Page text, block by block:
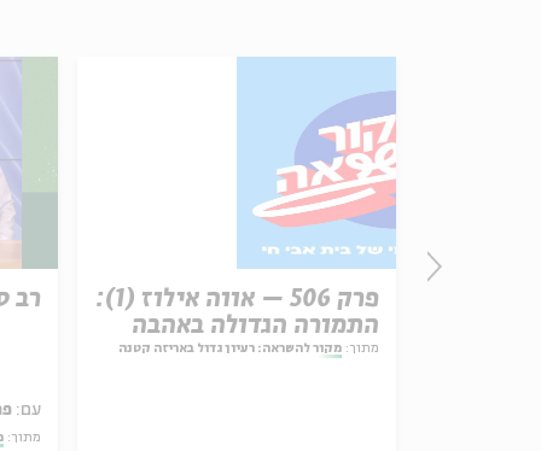
רב
עם:
מתוך:
פרק 506 – אווה אילוז (1):
התמורה הגדולה באהבה
מתוך: מקור להשראה: רעיון גדול באריזה קטנה